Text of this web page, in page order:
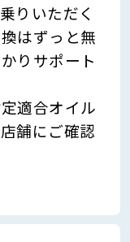
りいただく
はずっと無
りサポート
適合オイル
舗にご確認